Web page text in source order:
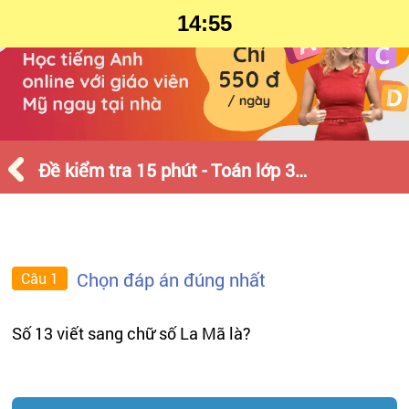
Đề kiểm tra 15 phút - Toán lớp 3 - Tháng 3 - Số 2
14:55
Câu 1 Chọn đáp án đúng nhất
Số 13 viết sang chữ số La Mã là?